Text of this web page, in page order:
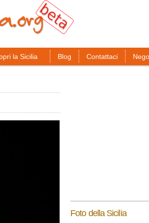
Salta al
contenuto
principale
la Sicilia Blog Contattaci
Foto della Sicilia